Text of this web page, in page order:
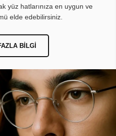
yüz hatlarınıza en uygun ve
elde edebilirsiniz.
BILGI